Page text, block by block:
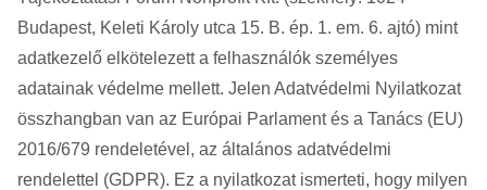
Budapest, Keleti Károly utca 15. B. ép. 1. em. 6. ajtó) mint
adatkezelő elkötelezett a felhasználók személyes
adatainak védelme mellett. Jelen Adatvédelmi Nyilatkozat
összhangban van az Európai Parlament és a Tanács (EU)
2016/679 rendeletével, az általános adatvédelmi
rendelettel (GDPR). Ez a nyilatkozat ismerteti, hogy milyen